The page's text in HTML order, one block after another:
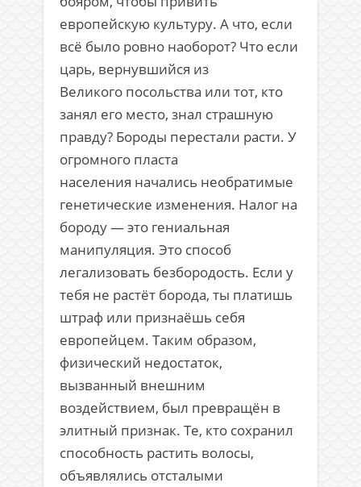
европейскую культуру. А что, если
всё было ровно наоборот? Что если
царь, вернувшийся из
Великого посольства или тот, кто
занял его место, знал страшную
правду? Бороды перестали расти. У
огромного пласта
населения начались необратимые
генетические изменения. Налог на
бороду — это гениальная
манипуляция. Это способ
легализовать безбородость. Если у
тебя не растёт борода, ты платишь
штраф или признаёшь себя
европейцем. Таким образом,
физический недостаток,
вызванный внешним
воздействием, был превращён в
элитный признак. Те, кто сохранил
способность растить волосы,
объявлялись отсталыми